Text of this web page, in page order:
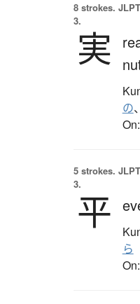
8 strokes.
3.
実
の、
On:
5 strokes.
3.
平
ら
On: